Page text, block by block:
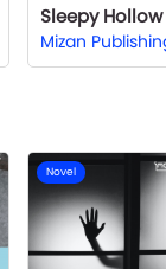
Mizan
Novel